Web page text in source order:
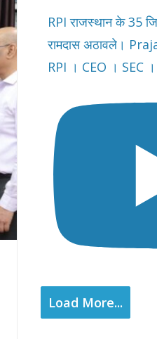
RPI राजस्थान के 35
रामदास अठावले।
RPI । CEO । SEC ।
Load More...